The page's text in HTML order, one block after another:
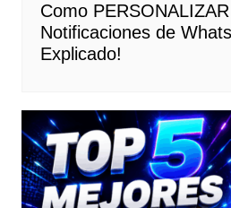
Como
Notificaciones de
Explicado!